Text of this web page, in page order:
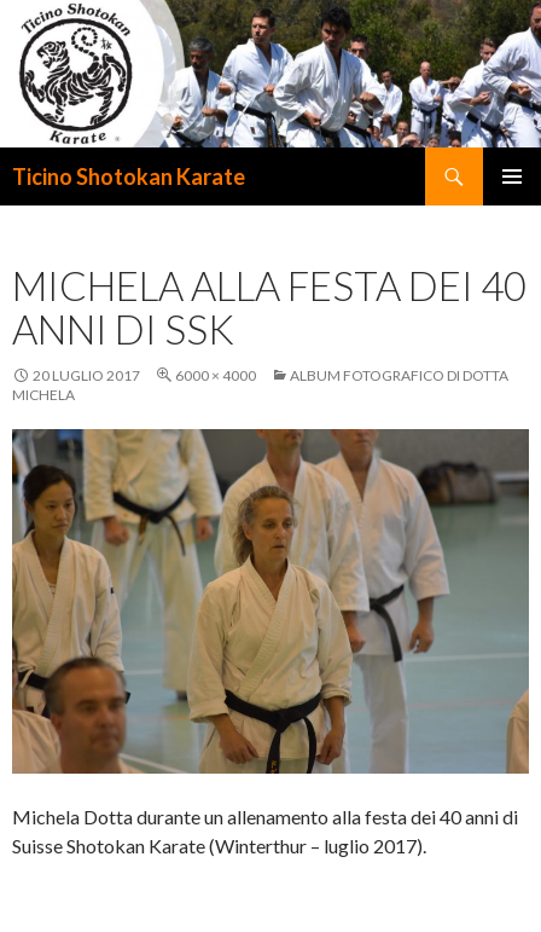
Ticino Shotokan Karate
MICHELA ALLA FESTA DEI 40
ANNI DI SSK
20 LUGLIO 2017 6000 × 4000
ALBUM FOTOGRAFICO DI DOTTA
MICHELA
Michela Dotta durante un allenamento alla festa dei 40 anni di
Suisse Shotokan Karate (Winterthur – luglio 2017).